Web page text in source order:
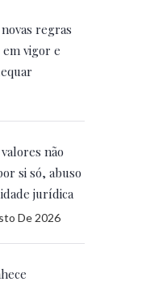
regras
em vigor e
não
si só, abuso
jurídica
De 2026